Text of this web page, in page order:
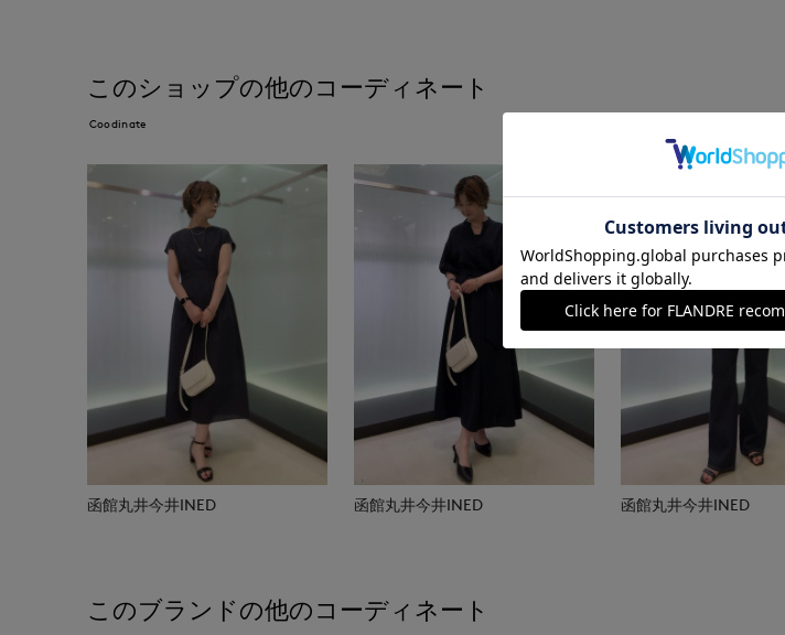
このショップの他のコーディネート
Coodinate
函館丸井今井INED 函館丸井今井INED 函館丸井今井INED
このブランドの他のコーディネート